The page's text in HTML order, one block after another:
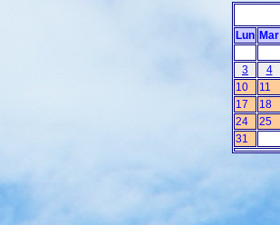
Lun Mar
3
4
10
11
17
18
24
25
31